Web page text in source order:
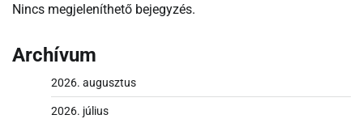
Nincs megjeleníthető bejegyzés.
Archívum
2026. augusztus
2026. július